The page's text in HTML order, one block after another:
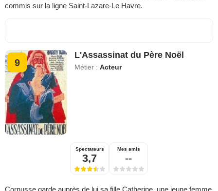
commis sur la ligne Saint-Lazare-Le Havre.
9
L'Assassinat du Père Noël
Métier :Acteur
Spectateurs
3,7
Mes amis
--
Cornusse garde auprès de lui sa fille Catherine, une jeune femme